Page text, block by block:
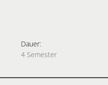
Dauer:
4 Semester